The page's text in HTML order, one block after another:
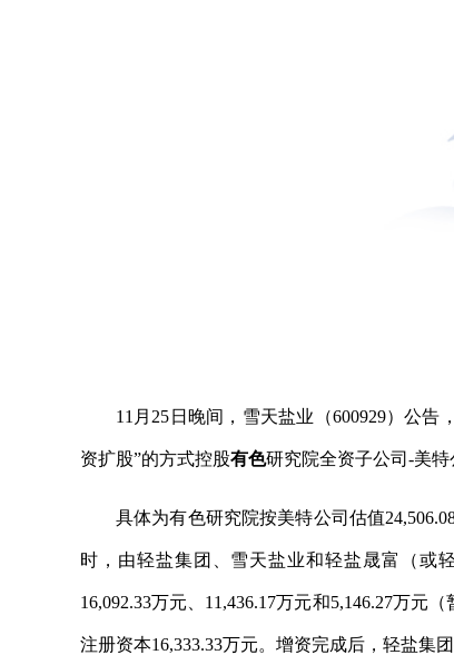
11月25日晚间，雪天盐业（600929）公告，
资扩股”的方式控股有色研究院全资子公司-美特
具体为有色研究院按美特公司估值
时，由轻盐集团、雪天盐业和轻盐晟富（或
16,092.33万元、11,436.17万元和5,146.27万元
注册资本16,333.33万元。增资完成后，轻盐集